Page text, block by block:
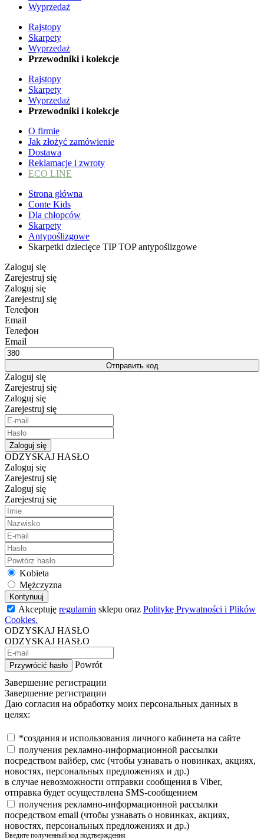
Wyprzedaż
Rajstopy
Skarpety
Wyprzedaż
Przewodniki i kolekcje
Rajstopy
Skarpety
Wyprzedaż
Przewodniki i kolekcje
O firmie
Jak złożyć zamówienie
Dostawa
Reklamacje i zwroty
ECO LINE
Strona główna
Conte Kids
Dla chłopców
Skarpety
Antypoślizgowe
Skarpetki dziecięce TIP TOP antypoślizgowe
Zaloguj się
Zarejestruj się
Zaloguj się
Zarejestruj się
Телефон
Email
Телефон
Email
Отправить код
Zaloguj się
Zarejestruj się
Zaloguj się
Zarejestruj się
Zaloguj się
ODZYSKAJ HASŁO
Zaloguj się
Zarejestruj się
Zaloguj się
Zarejestruj się
Kobieta
Mężczyzna
Kontynuuj
Akceptuję regulamin sklepu oraz Politykę Prywatności i Plików
Cookies.
ODZYSKAJ HASŁO
ODZYSKAJ HASŁO
Przywrócić hasło
Powrót
Завершение регистрации
Завершение регистрации
Даю согласия на обработку моих персональных данных в
целях:
*создания и использования личного кабинета на сайте
получения рекламно-информационной рассылки
посредством вайбер, смс (чтобы узнавать о новинках, акциях,
новостях, персональных предложениях и др.)
в случае невозможности отправки сообщения в Viber,
отправка будет осуществлена SMS-сообщением
получения рекламно-информационной рассылки
посредством email (чтобы узнавать о новинках, акциях,
новостях, персональных предложениях и др.)
Введите полученный код подтверждения